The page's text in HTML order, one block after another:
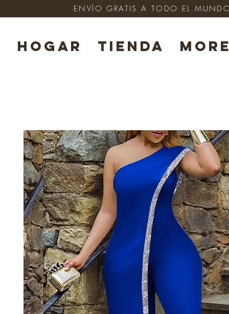
HOGAR TIENDA
ENVÍO GRATIS A TODO EL